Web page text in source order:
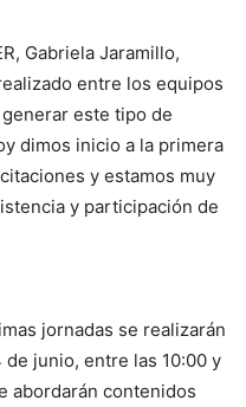
Gabriela Jaramillo,
entre los equipos
este tipo de
dimos inicio a la primera
y estamos muy
y participación de
jornadas se realizarán
junio, entre las 10:00 y
abordarán contenidos